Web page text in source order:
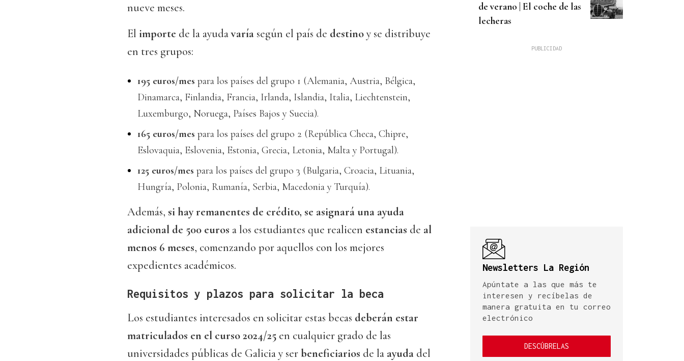
nueve meses.
El importe de la ayudavaría según el país de destinoy se distribuye
en tres grupos:
195 euros/mes para los países del grupo 1 (Alemania, Austria, Bélgica,
Dinamarca, Finlandia, Francia, Irlanda, Islandia, Italia, Liechtenstein,
Luxemburgo, Noruega, Países Bajos y Suecia).
165 euros/mes para los países del grupo 2 (República Checa, Chipre,
Eslovaquia, Eslovenia, Estonia, Grecia, Letonia, Malta y Portugal).
125 euros/mes para los países del grupo 3 (Bulgaria, Croacia, Lituania,
Hungría, Polonia, Rumanía, Serbia, Macedonia y Turquía).
Además, si hay remanentes de crédito, se asignará una ayuda
adicional de 500 euros a los estudiantes que realicen estancias de al
menos 6 meses, comenzando por aquellos con los mejores
expedientes académicos.
Requisitos y plazos para solicitar la beca
Los estudiantes interesados en solicitar estas becas deberán estar
matriculados en el curso 2024/25 en cualquier grado de las
universidades públicas de Galicia y ser beneficiarios de la ayuda del
de verano | El coche de las
lecheras
Newsletters La Región
Apúntate a las que más te
interesen y recíbelas de
manera gratuita en tu correo
electrónico
DESCÚBRELAS